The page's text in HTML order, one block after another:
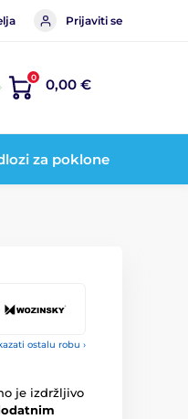
Prijaviti se
0 0,00 €
za poklone
ostalu robu ›
je izdržljivo